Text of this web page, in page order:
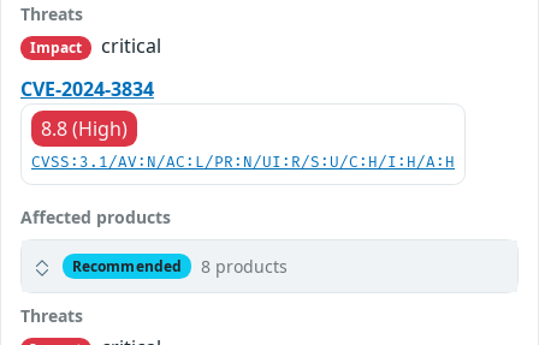
Threats
Impact
critical
CVE-2024-3834
8.8 (High)
CVSS:3.1/AV:N/AC:L/PR:N/UI:R/S:U/C:H/I:H/A:H
Affected products
Recommended 8 products
Threats